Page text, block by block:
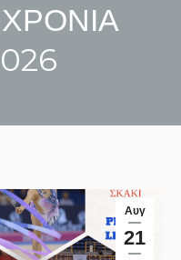
Αυγ
21